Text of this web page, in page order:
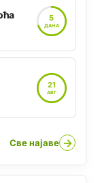
5
ДАНА
21
АВГ
Све најаве →